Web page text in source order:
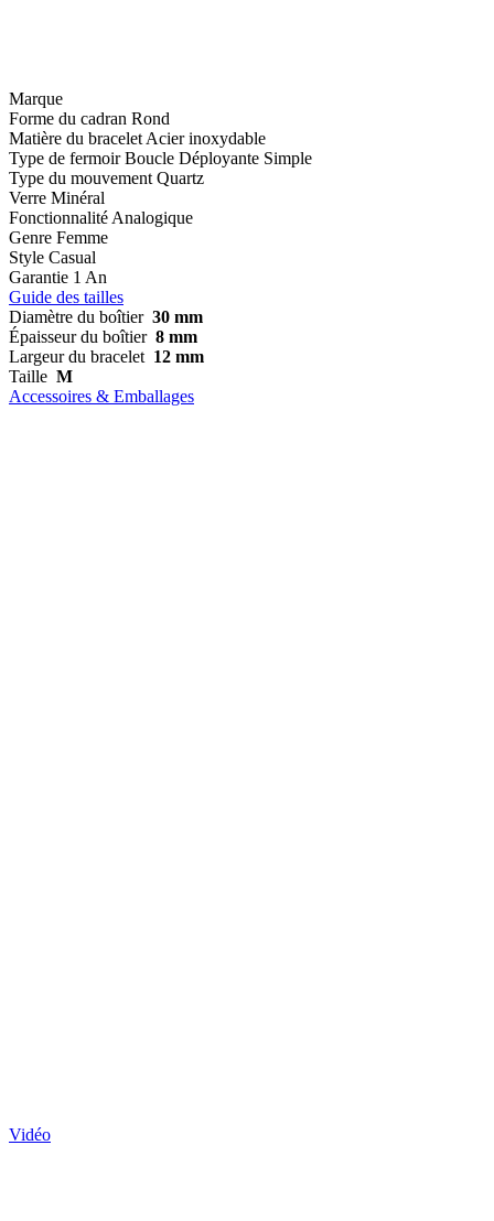
Marque
Forme du cadran Rond
Matière du bracelet Acier inoxydable
Type de fermoir Boucle Déployante Simple
Type du mouvement Quartz
Verre Minéral
Fonctionnalité Analogique
Genre Femme
Style Casual
Garantie 1 An
Guide des tailles
Diamètre du boîtier 30 mm
Épaisseur du boîtier 8 mm
Largeur du bracelet 12 mm
Taille M
Accessoires & Emballages
Vidéo